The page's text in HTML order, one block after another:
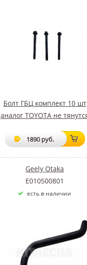
Болт ГБЦ комплект 10 шт
аналог TOYOTA не
1890 руб.
Geely Otaka
E010500801
есть в наличии